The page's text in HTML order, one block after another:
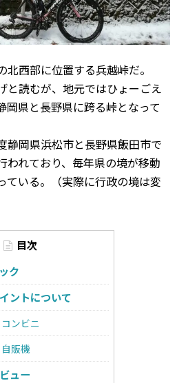
西部に位置する兵越峠だ。
と読むが、地元ではひょーごえ
岡県と長野県に跨る峠となって
静岡県浜松市と長野県飯田市で
われており、毎年県の境が移動
ている。（実際に行政の境は変
目次
ク
ントについて
ンビニ
販機
ュー